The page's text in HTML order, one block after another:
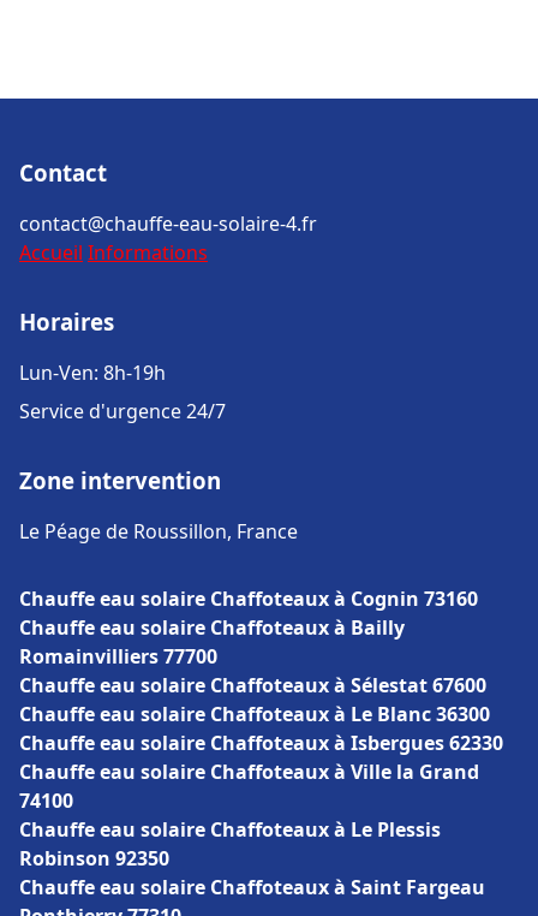
Contact
contact@chauffe-eau-solaire-4.fr
Accueil Informations
Horaires
Lun-Ven: 8h-19h
Service d'urgence 24/7
Zone intervention
Le Péage de Roussillon, France
Chauffe eau solaire Chaffoteaux à Cognin 73160
Chauffe eau solaire Chaffoteaux à Bailly
Romainvilliers 77700
Chauffe eau solaire Chaffoteaux à Sélestat 67600
Chauffe eau solaire Chaffoteaux à Le Blanc 36300
Chauffe eau solaire Chaffoteaux à Isbergues 62330
Chauffe eau solaire Chaffoteaux à Ville la Grand
74100
Chauffe eau solaire Chaffoteaux à Le Plessis
Robinson 92350
Chauffe eau solaire Chaffoteaux à Saint Fargeau